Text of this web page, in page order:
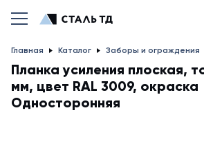
Главная Каталог Заборы и ограждения
Планка усиления плоская,
мм, цвет RAL 3009, окраска
Односторонняя